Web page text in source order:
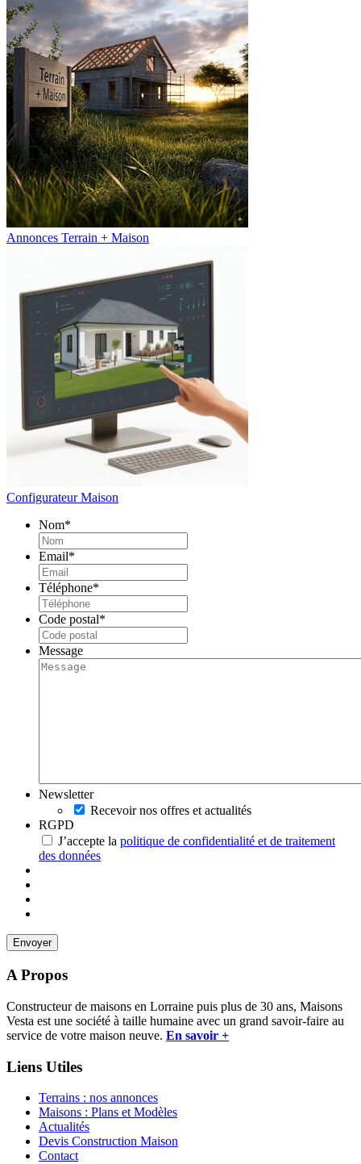
Annonces Terrain + Maison
Configurateur Maison
Nom*
Email*
Téléphone*
Code postal*
Message
Newsletter
Recevoir nos offres et actualités
RGPD
J’accepte la politique de confidentialité et de traitement
des données
A Propos
Constructeur de maisons en Lorraine puis plus de 30 ans, Maisons
Vesta est une société à taille humaine avec un grand savoir-faire au
service de votre maison neuve. En savoir +
Liens Utiles
Terrains : nos annonces
Maisons : Plans et Modèles
Actualités
Devis Construction Maison
Contact